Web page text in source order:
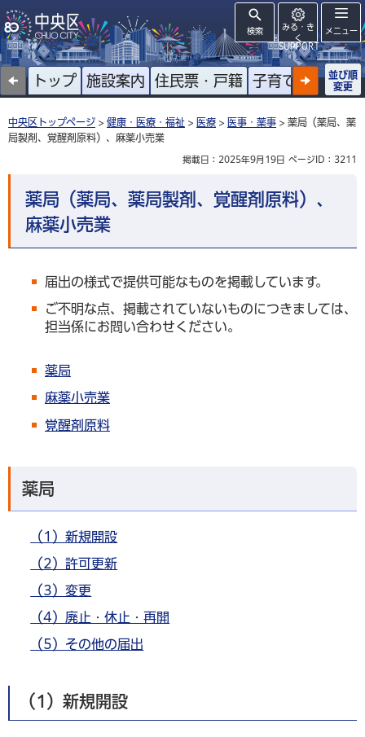
検索
みる・き
く
SUPPORT
メニュー
トップ 施設案内 住民票・戸籍 子育て 高齢者
並び順
変更
中央区トップページ > 健康・医療・福祉 > 医療 > 医事・薬事 > 薬局（薬局、薬
局製剤、覚醒剤原料）、麻薬小売業
掲載日：2025年9月19日 ページID：3211
薬局（薬局、薬局製剤、覚醒剤原料）、
麻薬小売業
届出の様式で提供可能なものを掲載しています。
ご不明な点、掲載されていないものにつきましては、
担当係にお問い合わせください。
薬局
麻薬小売業
覚醒剤原料
薬局
（1）新規開設
（2）許可更新
（3）変更
（4）廃止・休止・再開
（5）その他の届出
（1）新規開設